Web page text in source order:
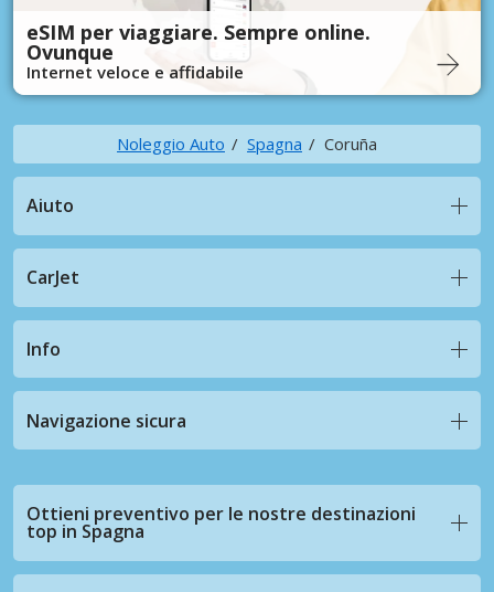
eSIM per viaggiare. Sempre online.
Ovunque
Internet veloce e affidabile
Noleggio Auto Spagna Coruña
Aiuto
CarJet
Info
Navigazione sicura
Ottieni preventivo per le nostre destinazioni
top in Spagna